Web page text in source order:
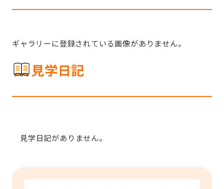
ギャラリーに登録されている画像がありません。
見学日記
見学日記がありません。